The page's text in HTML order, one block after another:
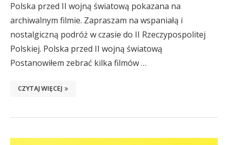
Polska przed II wojną światową pokazana na
archiwalnym filmie. Zapraszam na wspaniałą i
nostalgiczną podróż w czasie do II Rzeczypospolitej
Polskiej. Polska przed II wojną światową
Postanowiłem zebrać kilka filmów …
CZYTAJ WIĘCEJ